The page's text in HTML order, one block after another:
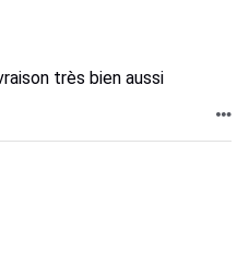
très bien aussi